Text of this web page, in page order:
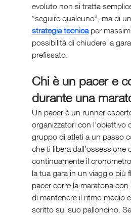
evoluto non si tratta
“seguire qualcuno”, ma di
strategia tecnica per
possibilità di chiudere la
prefissato.
Chi è un pacer e
durante una
Un pacer è un runner
organizzatori con l’obiettivo
gruppo di atleti a un passo
che ti libera dall’ossessione
continuamente il
la tua gara in un viaggio più
pacer corre la maratona
di mantenere il ritmo medio
scritto sul suo palloncino.